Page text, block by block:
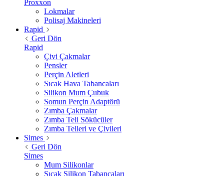
Proxxon
Lokmalar
Polisaj Makineleri
Rapid
Geri Dön
Rapid
Çivi Çakmalar
Pensler
Perçin Aletleri
Sıcak Hava Tabancaları
Silikon Mum Çubuk
Somun Perçin Adaptörü
Zımba Çakmalar
Zımba Teli Sökücüler
Zımba Telleri ve Çivileri
Simes
Geri Dön
Simes
Mum Silikonlar
Sıcak Silikon Tabancaları